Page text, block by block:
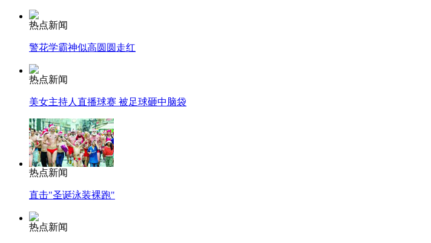
司机酒驾遇交警 急速倒车逃窜
热点新闻
警花学霸神似高圆圆走红
热点新闻
美女主持人直播球赛 被足球砸中脑袋
热点新闻
直击"圣诞泳装裸跑"
热点新闻